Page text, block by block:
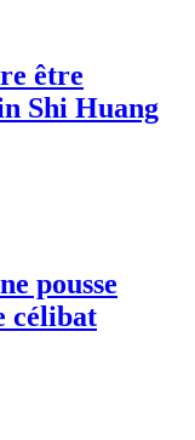
être
Shi Huang
pousse
célibat